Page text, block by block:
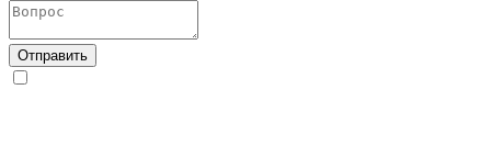
Отправить